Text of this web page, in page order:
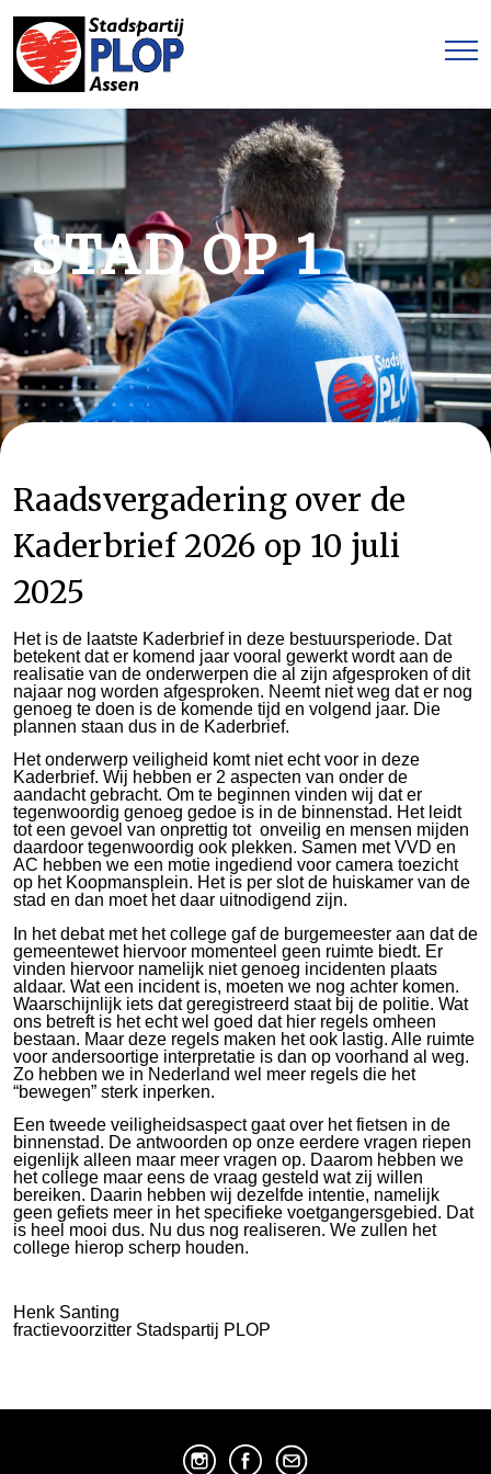
STAD OP 1
Raadsvergadering over de
Kaderbrief 2026 op 10 juli
2025
Het is de laatste Kaderbrief in deze bestuursperiode. Dat
betekent dat er komend jaar vooral gewerkt wordt aan de
realisatie van de onderwerpen die al zijn afgesproken of dit
najaar nog worden afgesproken. Neemt niet weg dat er nog
genoeg te doen is de komende tijd en volgend jaar. Die
plannen staan dus in de Kaderbrief.
Het onderwerp veiligheid komt niet echt voor in deze
Kaderbrief. Wij hebben er 2 aspecten van onder de
aandacht gebracht. Om te beginnen vinden wij dat er
tegenwoordig genoeg gedoe is in de binnenstad. Het leidt
tot een gevoel van onprettig tot onveilig en mensen mijden
daardoor tegenwoordig ook plekken. Samen met VVD en
AC hebben we een motie ingediend voor camera toezicht
op het Koopmansplein. Het is per slot de huiskamer van de
stad en dan moet het daar uitnodigend zijn.
In het debat met het college gaf de burgemeester aan dat de
gemeentewet hiervoor momenteel geen ruimte biedt. Er
vinden hiervoor namelijk niet genoeg incidenten plaats
aldaar. Wat een incident is, moeten we nog achter komen.
Waarschijnlijk iets dat geregistreerd staat bij de politie. Wat
ons betreft is het echt wel goed dat hier regels omheen
bestaan. Maar deze regels maken het ook lastig. Alle ruimte
voor andersoortige interpretatie is dan op voorhand al weg.
Zo hebben we in Nederland wel meer regels die het
“bewegen” sterk inperken.
Een tweede veiligheidsaspect gaat over het fietsen in de
binnenstad. De antwoorden op onze eerdere vragen riepen
eigenlijk alleen maar meer vragen op. Daarom hebben we
het college maar eens de vraag gesteld wat zij willen
bereiken. Daarin hebben wij dezelfde intentie, namelijk
geen gefiets meer in het specifieke voetgangersgebied. Dat
is heel mooi dus. Nu dus nog realiseren. We zullen het
college hierop scherp houden.
Henk Santing
fractievoorzitter Stadspartij PLOP